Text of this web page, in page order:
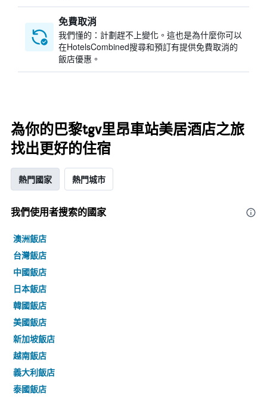
免費取消
我們懂的：計劃趕不上變化。這也是為什麼你可以
在HotelsCombined搜尋和預訂有提供免費取消的
飯店優惠。
為你的巴黎tgv里昂車站美居酒店之旅
找出更好的住宿
熱門國家 熱門城市
我們使用者搜索的國家
澳洲飯店
台灣飯店
中國飯店
日本飯店
韓國飯店
美國飯店
新加坡飯店
越南飯店
義大利飯店
泰國飯店